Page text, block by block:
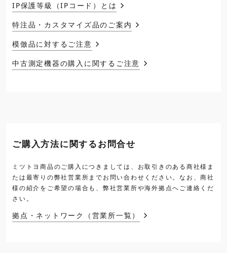
IP保護等級（IPコード）とは
特注品・カスタマイズ品のご案内
模倣品に対するご注意
中古測定機器の購入に関するご注意
ご購入方法に関するお問合せ
ミツトヨ商品のご購入につきましては、お取引きのある商社様ま
たは最寄りの弊社営業所までお問い合わせください。なお、商社
様の紹介をご希望の場合も、弊社営業所や海外拠点へご連絡くだ
さい。
拠点・ネットワーク（営業所一覧）